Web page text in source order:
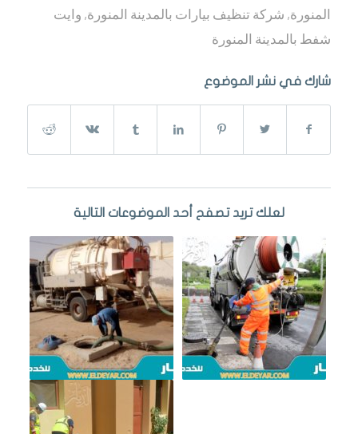
المنورة, شركة تنظيف بيارات بالمدينة المنورة, وايت
شفط بالمدينة المنورة
شارك في نشر الموضوع
لعلك تريد تصفح أحد الموضوعات التالية